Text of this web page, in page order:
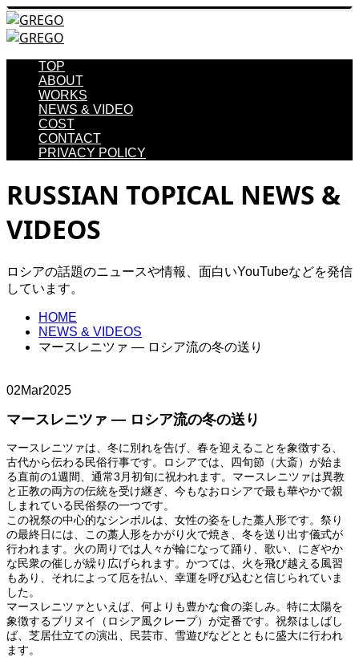
TOP
ABOUT
WORKS
NEWS & VIDEO
COST
CONTACT
PRIVACY POLICY
RUSSIAN TOPICAL NEWS &
VIDEOS
ロシアの話題のニュースや情報、面白いYouTubeなどを発信
しています。
HOME
NEWS & VIDEOS
マースレニツァ ― ロシア流の冬の送り
02Mar2025
マースレニツァ ― ロシア流の冬の送り
マースレニツァは、冬に別れを告げ、春を迎えることを象徴する、
古代から伝わる民俗行事です。ロシアでは、四旬節（大斎）が始ま
る直前の1週間、通常3月初旬に祝われます。マースレニツァは異教
と正教の両方の伝統を受け継ぎ、今もなおロシアで最も華やかで親
しまれている民俗祭の一つです。
この祝祭の中心的なシンボルは、女性の姿をした藁人形です。祭り
の最終日には、この藁人形をかがり火で焼き、冬を送り出す儀式が
行われます。火の周りでは人々が輪になって踊り、歌い、にぎやか
な民衆の催しが繰り広げられます。かつては、火を飛び越える風習
もあり、それによって厄を払い、幸運を呼び込むと信じられていま
した。
マースレニツァといえば、何よりも豊かな食の楽しみ。特に太陽を
象徴するブリヌイ（ロシア風クレープ）が定番です。祝祭はしばし
ば、芝居仕立ての演出、民芸市、雪遊びなどとともに盛大に行われ
ます。